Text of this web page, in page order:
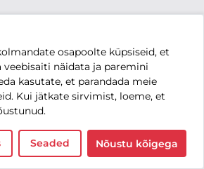
osapoolte küpsiseid, et
veebisaiti näidata ja paremini
kasutate, et parandada meie
Kui jätkate sirvimist, loeme, et
Seaded Nõustu kõigega